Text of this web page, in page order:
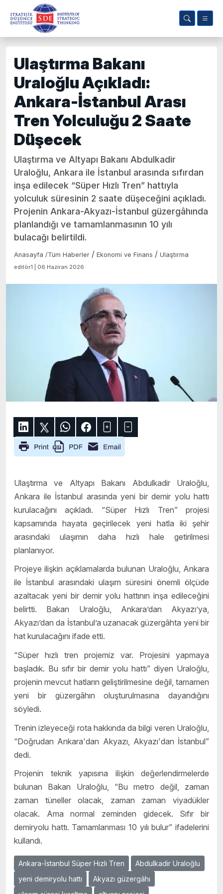
Ulaştırma Bakanı
Uraloğlu Açıkladı:
Ankara-İstanbul Arası
Tren Yolculuğu 2 Saate
Düşecek
Ulaştırma ve Altyapı Bakanı Abdulkadir
Uraloğlu, Ankara ile İstanbul arasında sıfırdan
inşa edilecek “Süper Hızlı Tren” hattıyla
yolculuk süresinin 2 saate düşeceğini açıkladı.
Projenin Ankara-Akyazı-İstanbul güzergâhında
planlandığı ve tamamlanmasının 10 yılı
bulacağı belirtildi.
Anasayfa /Tüm Haberler / Ekonomi ve Finans / Ulaştırma
editör1 | 06 Haziran 2026
Ulaştırma ve Altyapı Bakanı Abdulkadir Uraloğlu,
Ankara ile İstanbul arasında yeni bir demir yolu hattı
kurulacağını açıkladı. “Süper Hızlı Tren” projesi
kapsamında hayata geçirilecek yeni hatla iki şehir
arasındaki ulaşımın daha hızlı hale getirilmesi
planlanıyor.
Projeye ilişkin açıklamalarda bulunan Uraloğlu, Ankara
ile İstanbul arasındaki ulaşım süresini önemli ölçüde
azaltacak yeni bir demir yolu hattının inşa edileceğini
belirtti. Bakan Uraloğlu, Ankara’dan Akyazı’ya,
Akyazı’dan da İstanbul’a uzanacak güzergâhta yeni bir
hat kurulacağını ifade etti.
“Süper hızlı tren projemiz var. Projesini yapmaya
başladık. Bu sıfır bir demir yolu hattı” diyen Uraloğlu,
projenin mevcut hatların geliştirilmesine değil, tamamen
yeni bir güzergâhın oluşturulmasına dayandığını
söyledi.
Trenin izleyeceği rota hakkında da bilgi veren Uraloğlu,
“Doğrudan Ankara'dan Akyazı, Akyazı'dan İstanbul”
dedi.
Projenin teknik yapısına ilişkin değerlendirmelerde
bulunan Bakan Uraloğlu, “Bu metro değil, zaman
zaman tüneller olacak, zaman zaman viyadükler
olacak. Ama normal zeminden gidecek. Sıfır bir
demiryolu hattı. Tamamlanması 10 yılı bulur” ifadelerini
kullandı.
Ankara-İstanbul Süper Hızlı Tren
Abdulkadir Uraloğlu
yeni demiryolu hattı
Akyazı güzergâhı